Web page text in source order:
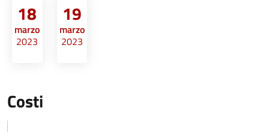
18
marzo
2023
19
marzo
2023
Costi